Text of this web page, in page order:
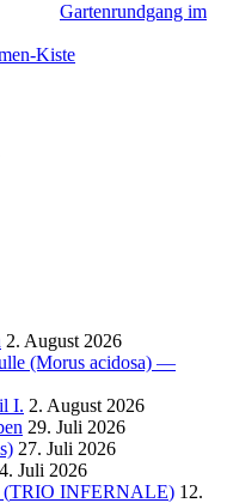
Gartenrundgang im
Kiste
2. August 2026
(Morus acidosa) —
I. 2. August 2026
29. Juli 2026
27. Juli 2026
Juli 2026
(TRIO INFERNALE) 12.